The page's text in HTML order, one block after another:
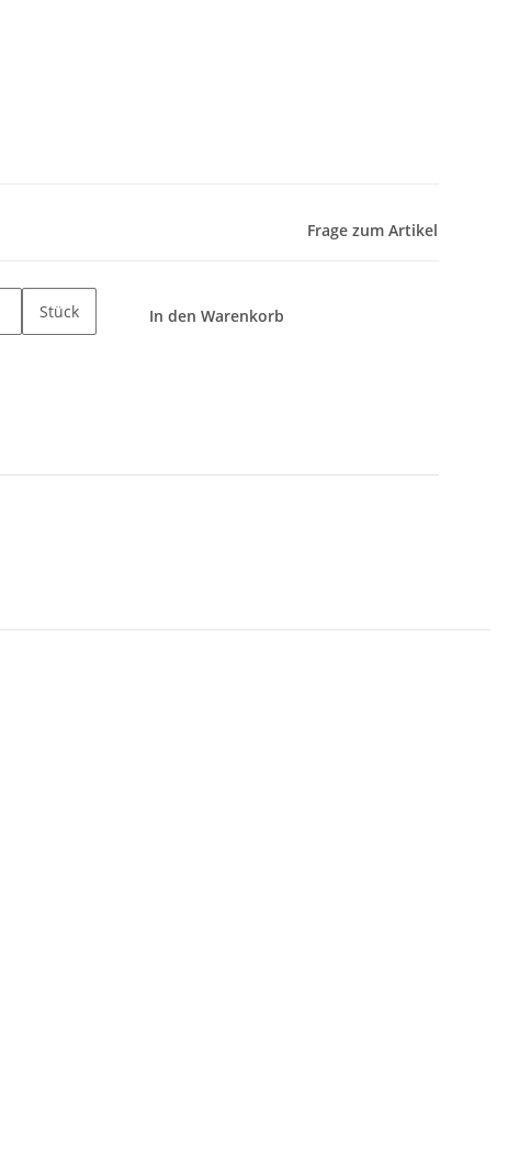
Frage zum Artikel
Stück In den Warenkorb